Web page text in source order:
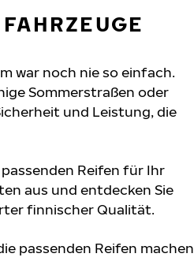
war noch nie so einfach.
Sommerstraßen oder
und Leistung, die
Reifen für Ihr
aus und entdecken Sie
finnischer Qualität.
passenden Reifen machen